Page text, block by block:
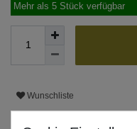
Mehr als 5 Stück verfügbar
Wunschliste